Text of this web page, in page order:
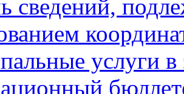
сведений,
услуги в